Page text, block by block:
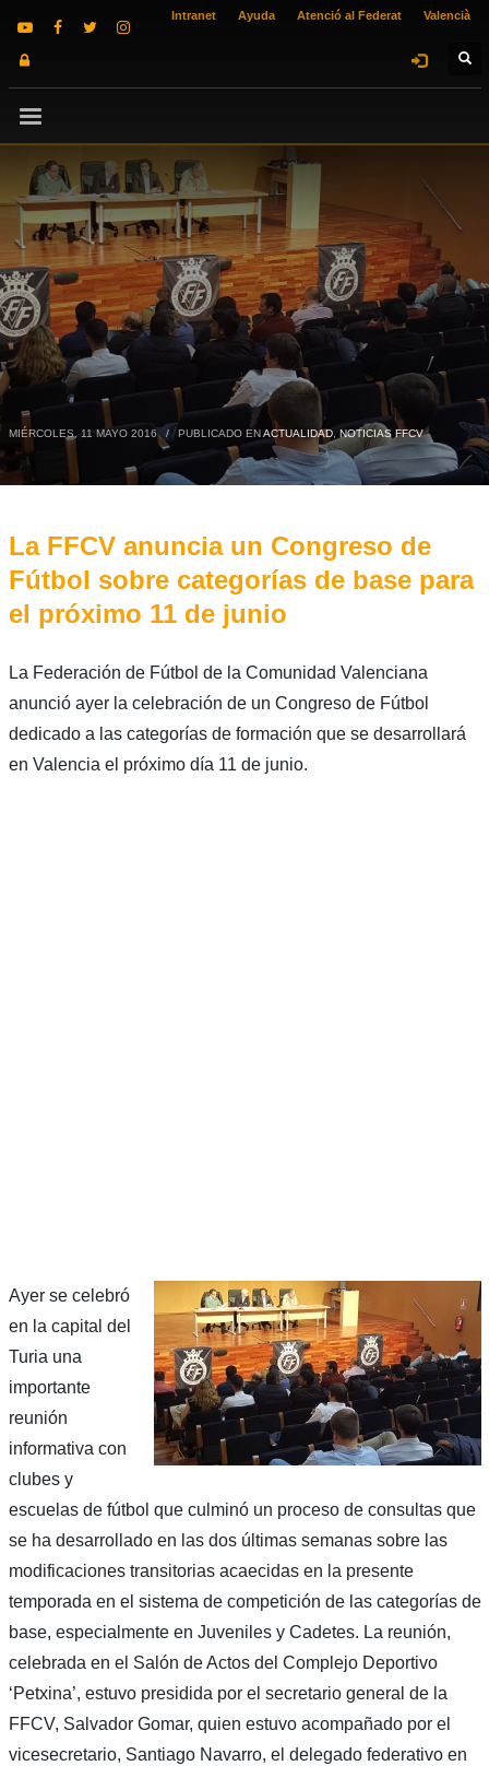
Intranet Ayuda Atenció al Federat Valencià
MIÉRCOLES, 11 MAYO 2016 / PUBLICADO ENACTUALIDAD, NOTICIAS FFCV
La FFCV anuncia un Congreso de
Fútbol sobre categorías de base para
el próximo 11 de junio
La Federación de Fútbol de la Comunidad Valenciana
anunció ayer la celebración de un Congreso de Fútbol
dedicado a las categorías de formación que se desarrollará
en Valencia el próximo día 11 de junio.
Ayer se celebró
en la capital del
Turia una
importante
reunión
informativa con
clubes y
escuelas de fútbol que culminó un proceso de consultas que
se ha desarrollado en las dos últimas semanas sobre las
modificaciones transitorias acaecidas en la presente
temporada en el sistema de competición de las categorías de
base, especialmente en Juveniles y Cadetes. La reunión,
celebrada en el Salón de Actos del Complejo Deportivo
‘Petxina’, estuvo presidida por el secretario general de la
FFCV, Salvador Gomar, quien estuvo acompañado por el
vicesecretario, Santiago Navarro, el delegado federativo en